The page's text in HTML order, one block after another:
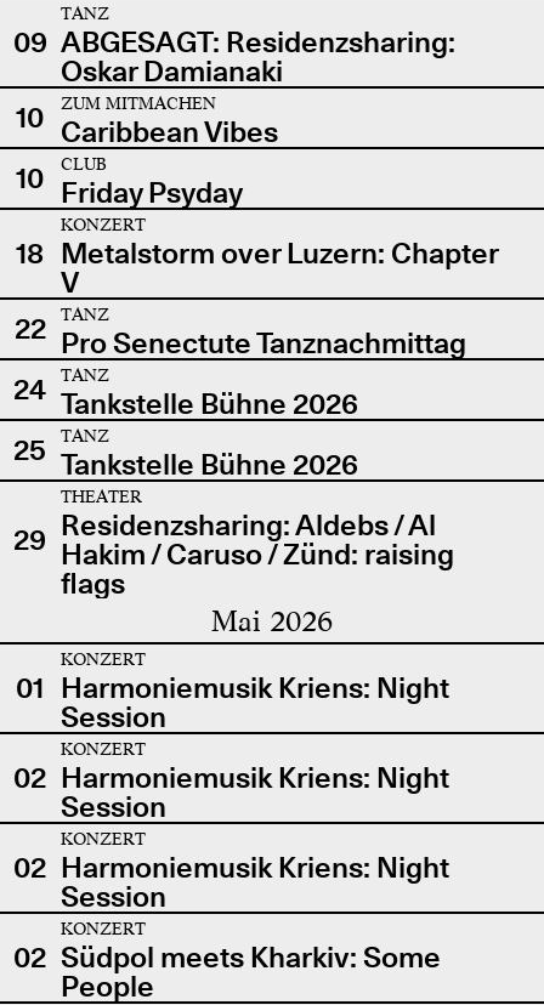
09
TANZ
ABGESAGT: Residenzsharing:
Oskar Damianaki
10
ZUM MITMACHEN
Caribbean Vibes
10
CLUB
Friday Psyday
18
KONZERT
Metalstorm over Luzern: Chapter
V
22
TANZ
Pro Senectute Tanznachmittag
24
TANZ
Tankstelle Bühne 2026
25
TANZ
Tankstelle Bühne 2026
29
THEATER
Residenzsharing: Aldebs / Al
Hakim / Caruso / Zünd: raising
flags
Mai 2026
01
KONZERT
Harmoniemusik Kriens: Night
Session
02
KONZERT
Harmoniemusik Kriens: Night
Session
02
KONZERT
Harmoniemusik Kriens: Night
Session
02
KONZERT
Südpol meets Kharkiv: Some
People